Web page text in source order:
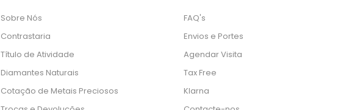
Sobre Nós
Contrastaria
Título de Atividade
Diamantes Naturais
Cotação de Metais Preciosos
FAQ's
Envios e Portes
Agendar Visita
Tax Free
Klarna